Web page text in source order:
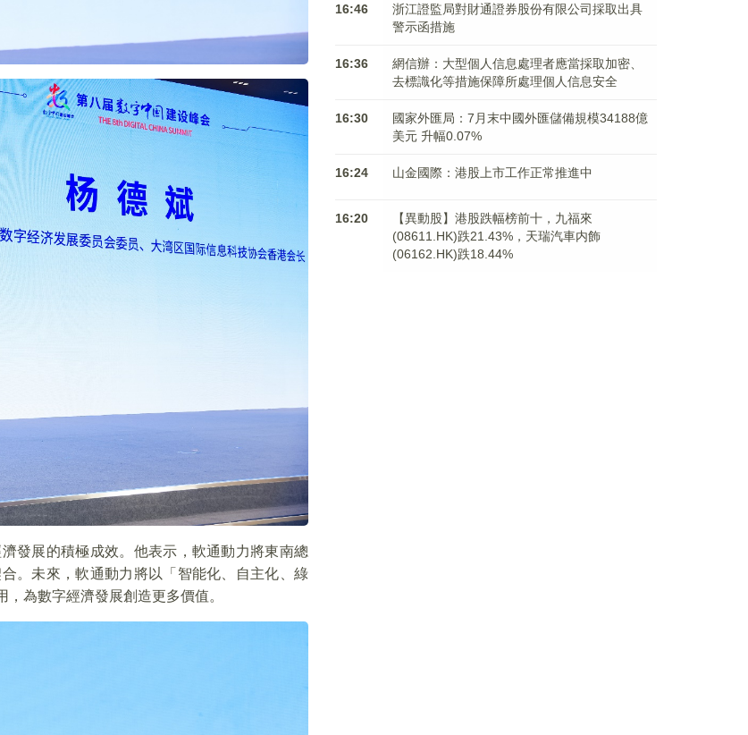
發展的積極成效。他表示，軟通動力將東南總
。未來，軟通動力將以「智能化、自主化、綠
為數字經濟發展創造更多價值。
16:46
浙江證監局對財通證券股份有限公司採取出具
警示函措施
16:36
網信辦：大型個人信息處理者應當採取加密、
去標識化等措施保障所處理個人信息安全
16:30
國家外匯局：7月末中國外匯儲備規模34188億
美元 升幅0.07%
16:24 山金國際：港股上市工作正常推進中
16:20
【異動股】港股跌幅榜前十，九福來
(08611.HK)跌21.43%，天瑞汽車内飾
(06162.HK)跌18.44%